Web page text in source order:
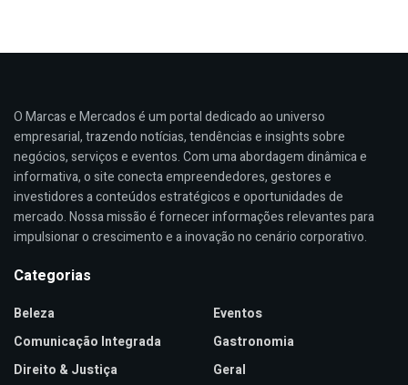
O Marcas e Mercados é um portal dedicado ao universo
empresarial, trazendo notícias, tendências e insights sobre
negócios, serviços e eventos. Com uma abordagem dinâmica e
informativa, o site conecta empreendedores, gestores e
investidores a conteúdos estratégicos e oportunidades de
mercado. Nossa missão é fornecer informações relevantes para
impulsionar o crescimento e a inovação no cenário corporativo.
Categorias
Beleza
Comunicação Integrada
Direito & Justiça
Eventos
Gastronomia
Geral